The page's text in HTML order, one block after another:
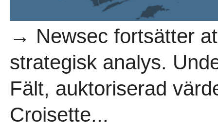
→ Newsec fortsätter
strategisk analys.
Fält, auktoriserad
Croisette...